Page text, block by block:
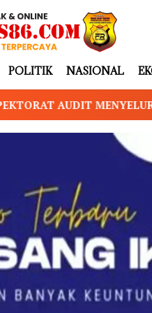
POLITIK NASIONAL
DESA TUHI